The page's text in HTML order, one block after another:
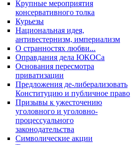
Крупные мероприятия
консервативного толка
Курьезы
Национальная идея,
антивестернизм, империализм
О странностях любви...
Оправдания дела ЮКОСа
Основания пересмотра
приватизации
Предложения де-либерализовать
Конституцию и публичное право
Призывы к ужесточению
уголовного и уголовно-
процессуального
законодательства
Символические акции